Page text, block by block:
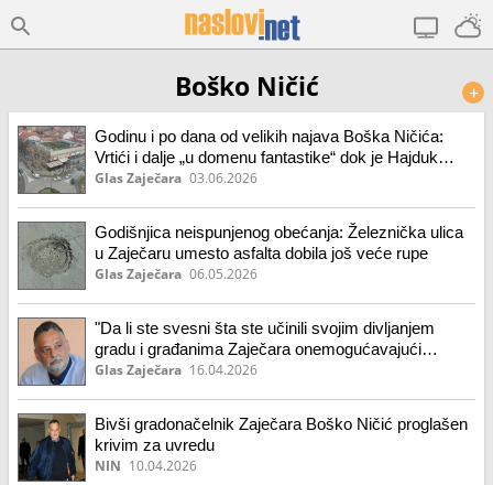
Boško Ničić +
Godinu i po dana od velikih najava Boška Ničića:
Vrtići i dalje „u domenu fantastike“ dok je Hajduk
Veljkov konak meta vandala
Glas Zaječara 03.06.2026
Godišnjica neispunjenog obećanja: Železnička ulica
u Zaječaru umesto asfalta dobila još veće rupe
Glas Zaječara 06.05.2026
"Da li ste svesni šta ste učinili svojim divljanjem
gradu i građanima Zaječara onemogućavajući
normalno funkcionisanje vlasti koja je dobila većinu":
Glas Zaječara 16.04.2026
Bivši gradonačelnik Zaječara Boško Ničić proglašen
krivim za uvredu
NIN 10.04.2026